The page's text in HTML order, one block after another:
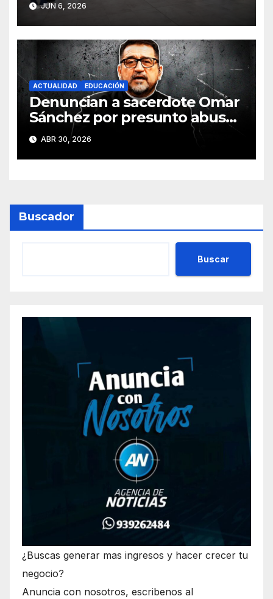
Italia
JUN 6, 2026
ACTUALIDAD EDUCACIÓN
Denuncian a sacerdote Omar
Sánchez por presunto abuso
sexual contra joven
ABR 30, 2026
Buscador
Buscar
¿Buscas generar mas ingresos y hacer crecer tu
negocio?
Anuncia con nosotros, escribenos al